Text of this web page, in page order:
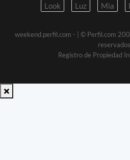
Look
Luz Mia
weekend.perfil.com -
| © Perfil.com
reservados
Registro de Propiedad